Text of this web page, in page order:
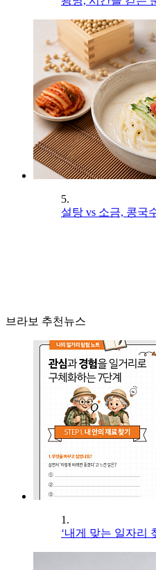
5.
설탕 vs 소금, 콩국
브라보 추천뉴스
1.
‘내게 맞는 일자리